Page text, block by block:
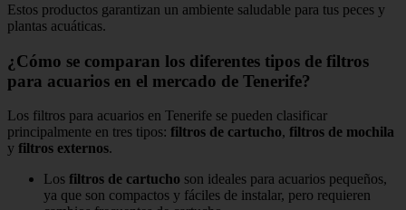
Estos productos garantizan un ambiente saludable para tus peces y
plantas acuáticas.
¿Cómo se comparan los diferentes tipos de filtros
para acuarios en el mercado de Tenerife?
Los filtros para acuarios en Tenerife se pueden clasificar
principalmente en tres tipos: filtros de cartucho, filtros de mochila
y filtros externos.
Los filtros de cartucho son ideales para acuarios pequeños,
ya que son compactos y fáciles de instalar, pero requieren